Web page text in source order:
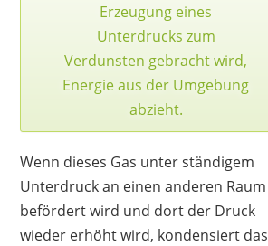
Erzeugung eines
Unterdrucks zum
Verdunsten gebracht wird,
Energie aus der Umgebung
abzieht.
Wenn dieses Gas unter ständigem
Unterdruck an einen anderen Raum
befördert wird und dort der Druck
wieder erhöht wird, kondensiert das